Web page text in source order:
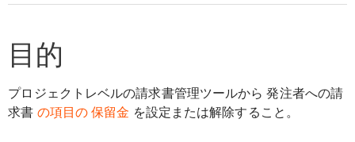
目的
プロジェクトレベルの請求書管理ツールから 発注者への請
求書 の項目の 保留金 を設定または解除すること。